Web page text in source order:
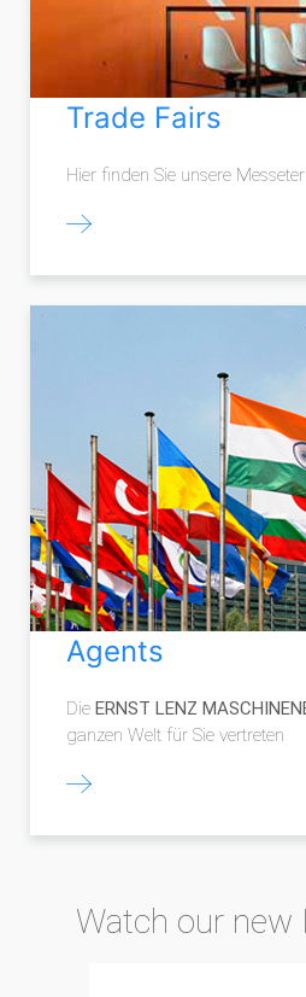
Trade Fairs
Hier finden Sie unsere
Agents
Die ERNST LENZ
ganzen Welt für Sie vertreten
Watch our new